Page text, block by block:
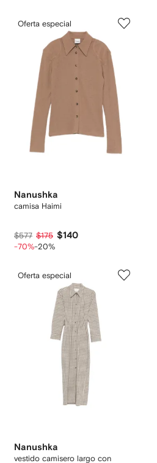
Oferta especial
Nanushka
camisa Haimi
$577 $175 $140
-70%-20%
Oferta especial
Nanushka
vestido camisero largo con